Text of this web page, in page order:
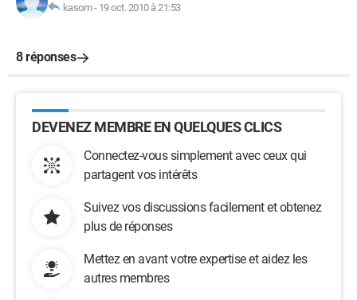
kasom- 19 oct. 2010 à 21:53
8 réponses
DEVENEZ MEMBRE EN QUELQUES CLICS
Connectez-vous simplement avec ceux qui
partagent vos intérêts
Suivez vos discussions facilement et obtenez
plus de réponses
Mettez en avant votre expertise et aidez les
autres membres